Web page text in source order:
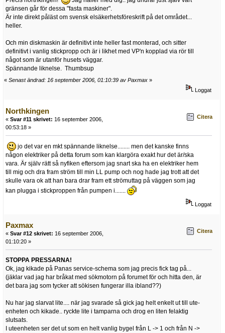
gränsen går för dessa "fasta maskiner".
Är inte direkt påläst om svensk elsäkerhetsföreskrift på det området...
heller.
Och min diskmaskin är definitivt inte heller fast monterad, och sitter
definitivt i vanlig stickpropp och är i likhet med VP'n kopplad via rör till
något som är utanför husets väggar.
Spännande liknelse. Thumbsup
« Senast ändrad: 16 september 2006, 01:10:39 av Paxmax »
Loggat
Northkingen
« Svar #11 skrivet: 16 september 2006,
00:53:18 »
Citera
jo det var en mkt spännande liknelse........ men det kanske finns
någon elektriker på detta forum som kan klargöra exakt hur det är/ska
vara. Är själv rätt så nyfiken eftersom jag snart ska ha en elektriker hem
till mig och dra fram ström till min LL pump och nog hade jag trott att det
skulle vara ok att han bara drar fram ett strömuttag på väggen som jag
kan plugga i stickproppen från pumpen i.......
Loggat
Paxmax
« Svar #12 skrivet: 16 september 2006,
01:10:20 »
Citera
STOPPA PRESSARNA!
Ok, jag kikade på Panas service-schema som jag precis fick tag på...
(jäklar vad jag har bråkat med sökmotorn på forumet för och hitta den, är
det bara jag som tycker att sökisen fungerar illa ibland??)
Nu har jag slarvat lite.... när jag svarade så gick jag helt enkelt ut till ute-
enheten och kikade.. ryckte lite i tamparna och drog en liten felaktig
slutsats.
I uteenheten ser det ut som en helt vanlig bygel från L -> 1 och från N ->